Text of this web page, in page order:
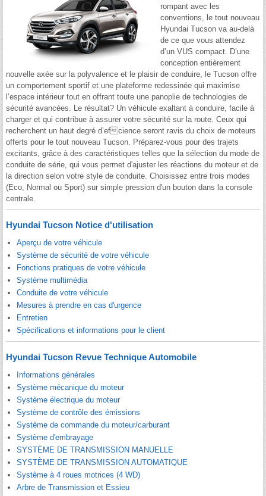
rompant avec les
conventions, le tout nouveau
Hyundai Tucson va au-delà
de ce que vous attendez
d’un VUS compact. D’une
conception entièrement
nouvelle axée sur la polyvalence et le plaisir de conduire, le Tucson offre
un comportement sportif et une plateforme redessinée qui maximise
l’espace intérieur tout en offrant toute une panoplie de technologies de
sécurité avancées. Le résultat? Un véhicule exaltant à conduire, facile à
charger et qui contribue à assurer votre sécurité sur la route. Ceux qui
recherchent un haut degré d’efcience seront ravis du choix de moteurs
offerts pour le tout nouveau Tucson. Préparez-vous pour des trajets
excitants, grâce à des caractéristiques telles que la sélection du mode de
conduite de série, qui vous permet d'ajuster les réactions du moteur et de
la direction selon votre style de conduite. Choisissez entre trois modes
(Eco, Normal ou Sport) sur simple pression d'un bouton dans la console
centrale.
Hyundai Tucson Notice d'utilisation
Aperçu de votre véhicule
Système de sécurité de votre véhicule
Fonctions pratiques de votre véhicule
Système multimédia
Conduite de votre véhicule
Mesures à prendre en cas d'urgence
Entretien
Spécifications et informations pour le client
Hyundai Tucson Revue Technique Automobile
Informations générales
Système mécanique du moteur
Système électrique du moteur
Système de contrôle des émissions
Système de commande du moteur/carburant
Système d'embrayage
SYSTÈME DE TRANSMISSION MANUELLE
SYSTÈME DE TRANSMISSION AUTOMATIQUE
Système à 4 roues motrices (4 WD)
Arbre de Transmission et Essieu